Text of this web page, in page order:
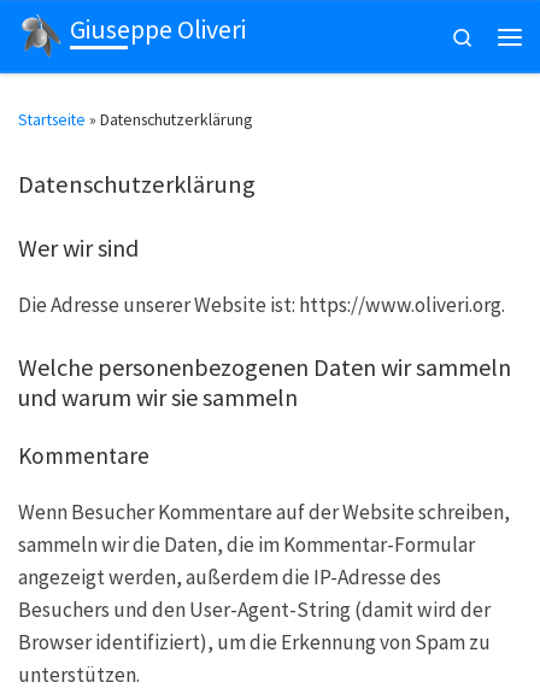
Zum Inhalt springen
Giuseppe Oliveri
Search
Startseite » Datenschutzerklärung
Datenschutzerklärung
Wer wir sind
Die Adresse unserer Website ist: https://www.oliveri.org.
Welche personenbezogenen Daten wir sammeln
und warum wir sie sammeln
Kommentare
Wenn Besucher Kommentare auf der Website schreiben,
sammeln wir die Daten, die im Kommentar-Formular
angezeigt werden, außerdem die IP-Adresse des
Besuchers und den User-Agent-String (damit wird der
Browser identifiziert), um die Erkennung von Spam zu
unterstützen.